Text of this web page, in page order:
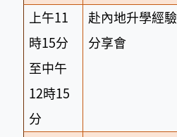
上午11
時15分
至中午
12時15
分
赴內地升學經驗
分享會